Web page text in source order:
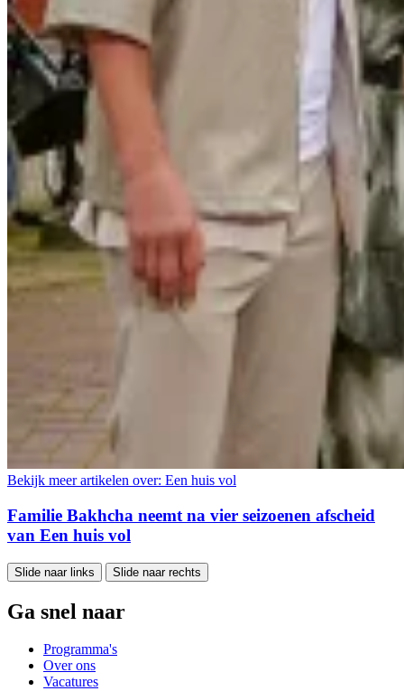
Bekijk meer artikelen over: Een huis vol
Familie Bakhcha neemt na vier seizoenen afscheid
van Een huis vol
Slide naar links Slide naar rechts
Ga snel naar
Programma's
Over ons
Vacatures